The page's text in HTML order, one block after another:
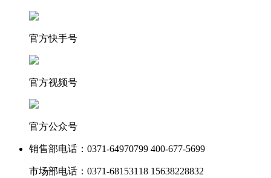
官方快手号
官方视频号
官方公众号
销售部电话： 0371-64970799 400-677-5699
市场部电话： 0371-68153118 15638228832